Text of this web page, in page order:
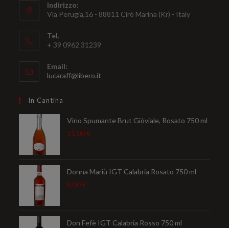
Indirizzo:
Via Perugia,16 - 88811 Cirò Marina (Kr) - Italy
Tel.
+ 39 0962 31239
Email:
lucaraff@libero.it
In Cantina
Vino Spumante Brut Giòviale, Rosato 750 ml
11,00€
Donna Mariù IGT Calabria Rosato 750 ml
8,00€
Don Fefè IGT Calabria Rosso 750 ml